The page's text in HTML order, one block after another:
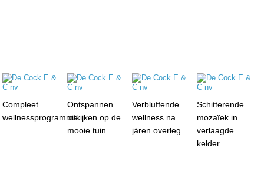
Compleet
wellnessprogramma
Ontspannen
uitkijken op de
mooie tuin
Verbluffende
wellness na
járen overleg
Schitterende
mozaïek in
verlaagde
kelder